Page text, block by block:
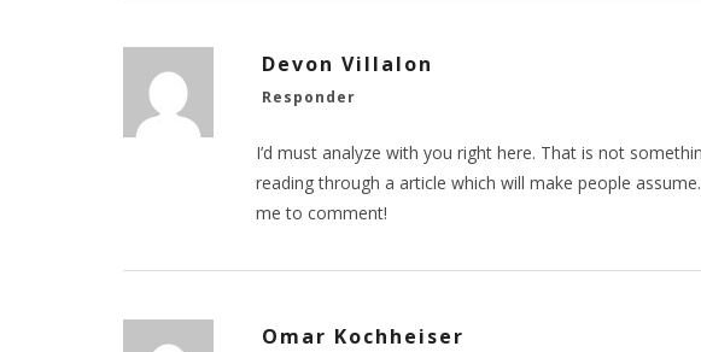
Devon Villalon
Responder
I’d must analyze with you right here. That is not
reading through a article which will make people
me to comment!
Omar Kochheiser